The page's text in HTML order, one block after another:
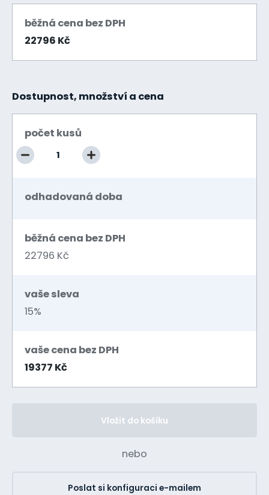
běžná cena bez DPH
22796 Kč
Dostupnost, množství a cena
počet kusů
odhadovaná doba
běžná cena bez DPH
22796 Kč
vaše sleva
15%
vaše cena bez DPH
19377 Kč
Vložit do košíku
nebo
Poslat si konfiguraci e-mailem